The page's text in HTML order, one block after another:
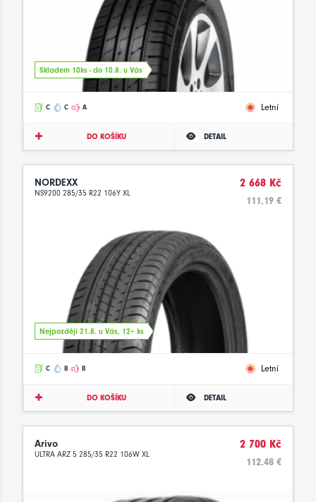
Skladem 10ks - do 10.8. u Vás
C C A Letní
DO KOŠÍKU DETAIL
NORDEXX
NS9200 285/35 R22 106Y XL
2 668 Kč
111.19 €
Nejpozději 21.8. u Vás, 12+ ks
C B B Letní
DO KOŠÍKU DETAIL
Arivo
ULTRA ARZ 5 285/35 R22 106W XL
2 700 Kč
112.48 €